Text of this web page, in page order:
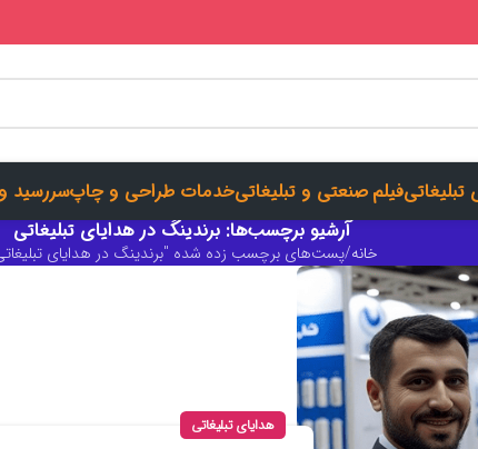
تبلیغاتیفیلم صنعتی و تبلیغاتیخدمات طراحی و چاپسررسید و
آرشیو برچسب‌ها: برندینگ در هدایای تبلیغاتی
خانه پست‌های برچسب زده شده "برندینگ در هدایای
هدایای تبلیغاتی